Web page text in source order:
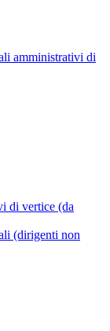
amministrativi di
di vertice (da
(dirigenti non